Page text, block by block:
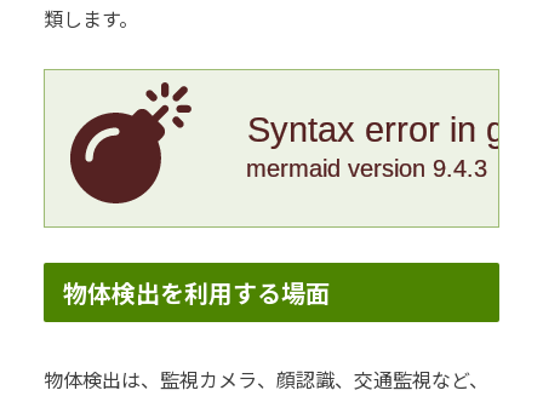
類します。
Syntax error in
mermaid version 9.4.3
物体検出を利用する場面
物体検出は、監視カメラ、顔認識、交通監視など、